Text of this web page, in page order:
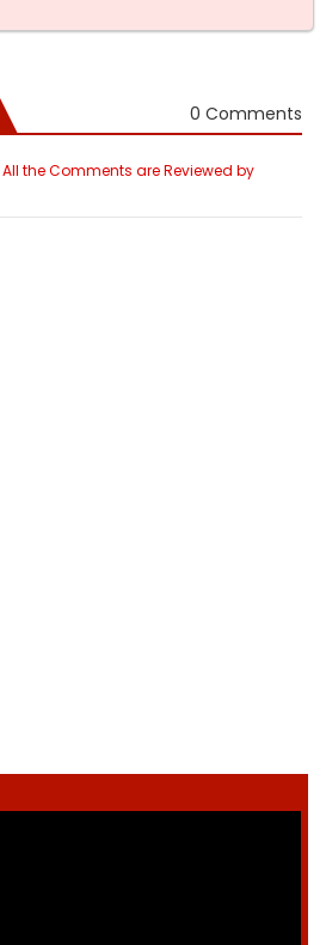
0 Comments
All the Comments are Reviewed by